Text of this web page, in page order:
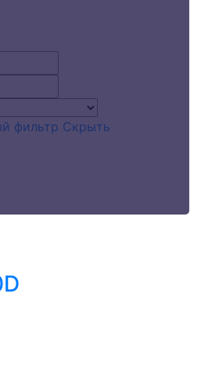
фильтр Скрыть